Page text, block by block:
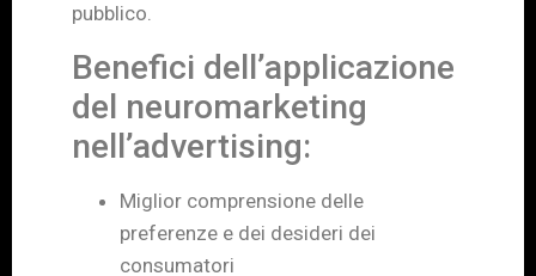
pubblico.
Benefici dell’applicazione
del neuromarketing
nell’advertising:
Miglior comprensione delle
preferenze e dei desideri dei
consumatori